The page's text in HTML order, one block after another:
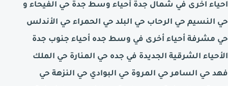
احياء اخرى في شمال جدة أحياء وسط جدة حي الفيحاء و
حي النسيم حي الرحاب حي البلد حي الحمراء حي الأندلس
حي مشرفة أحياء أخرى في وسط جده أحياء جنوب جدة
الأحياء الشرقية الجديدة في جده حي المنارة حي الملك
فهد حي السامر حي المروة حي البوادي حي النزهة حي